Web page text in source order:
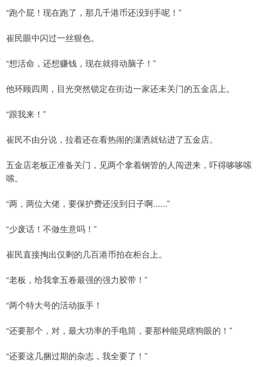
“跑个屁！现在跑了，那几千港币还没到手呢！”
崔民眼中闪过一丝狠色。
“想活命，还想赚钱，现在就得动脑子！”
他环顾四周，目光突然锁定在街边一家还未关门的五金店上。
“跟我来！”
崔民不由分说，拉着还在看热闹的潇洒就钻进了五金店。
五金店老板正准备关门，见两个拿着钢管的人闯进来，吓得哆哆嗦
嗦。
“两，两位大佬，要保护费还没到日子啊......”
“少废话！不做生意吗！”
崔民直接掏出仅剩的几百港币拍在柜台上。
“老板，给我拿五卷最强的强力胶带！”
“两个特大号的活动扳手！
“还要那个，对，最大功率的手电筒，要那种能晃瞎狗眼的！”
“还要这几捆过期的杂志，我全要了！”